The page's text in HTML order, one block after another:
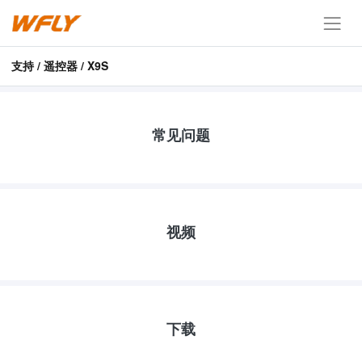
支持 / 遥控器 / X9S
常见问题
视频
下载